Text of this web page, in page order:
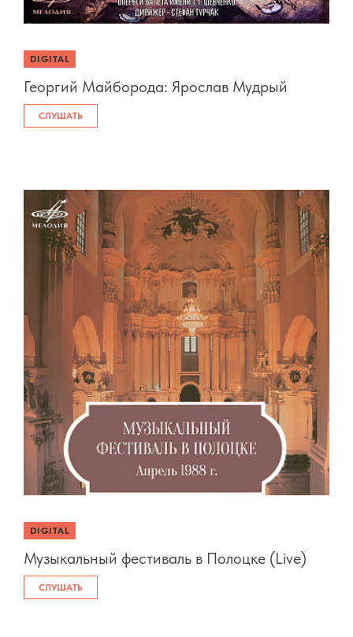
DIGITAL
Георгий Майборода: Ярослав Мудрый
СЛУШАТЬ
DIGITAL
Музыкальный фестиваль в Полоцке (Live)
СЛУШАТЬ